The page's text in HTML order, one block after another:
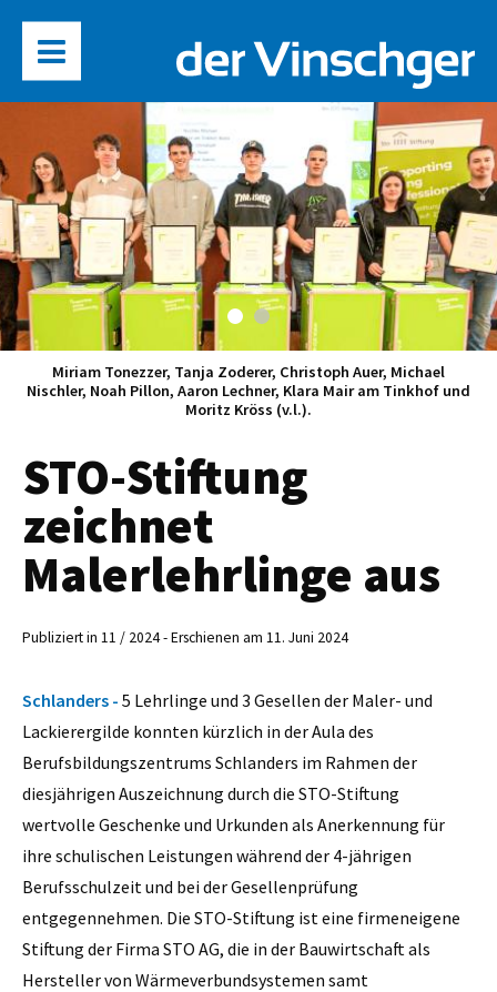
Miriam Tonezzer, Tanja Zoderer, Christoph Auer, Michael
Nischler, Noah Pillon, Aaron Lechner, Klara Mair am Tinkhof und
Moritz Kröss (v.l.).
STO-Stiftung
zeichnet
Malerlehrlinge aus
Publiziert in 11 / 2024 - Erschienen am 11. Juni 2024
Schlanders - 5 Lehrlinge und 3 Gesellen der Maler- und
Lackierergilde konnten kürzlich in der Aula des
Berufsbildungszentrums Schlanders im Rahmen der
diesjährigen Auszeichnung durch die STO-Stiftung
wertvolle Geschenke und Urkunden als Anerkennung für
ihre schulischen Leistungen während der 4-jährigen
Berufsschulzeit und bei der Gesellenprüfung
entgegennehmen. Die STO-Stiftung ist eine firmeneigene
Stiftung der Firma STO AG, die in der Bauwirtschaft als
Hersteller von Wärmeverbundsystemen samt